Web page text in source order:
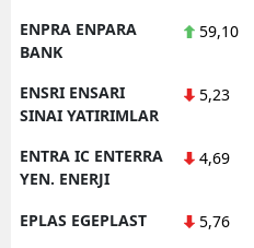
ENPRA ENPARA
BANK
59,10
ENSRI ENSARI
SINAI YATIRIMLAR
5,23
ENTRA IC ENTERRA
YEN. ENERJI
4,69
EPLAS EGEPLAST 5,76